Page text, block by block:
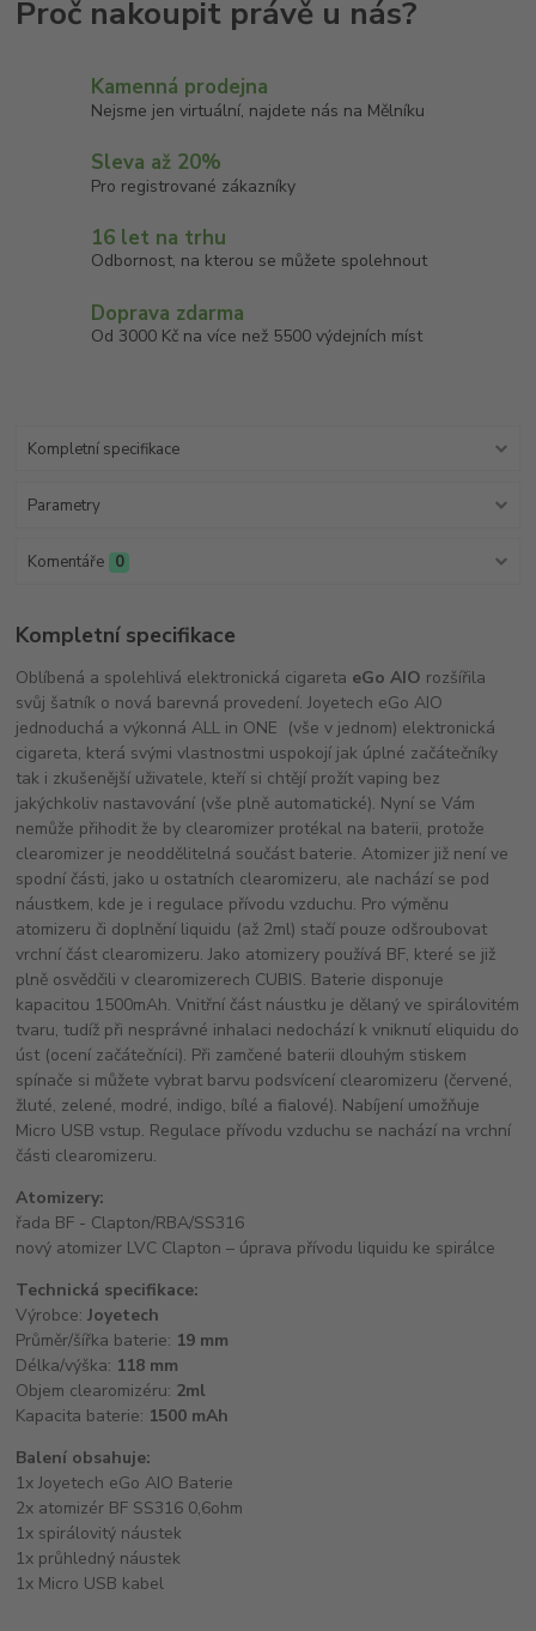
Kamenná prodejna
Nejsme jen virtuální, najdete nás na Mělníku
Sleva až 20%
Pro registrované zákazníky
16 let na trhu
Odbornost, na kterou se můžete spolehnout
Doprava zdarma
Od 3000 Kč na více než 5500 výdejních míst
Kompletní specifikace
Parametry
Komentáře 0
Kompletní specifikace
Oblíbená a spolehlivá elektronická cigareta eGo AIO rozšířila
svůj šatník o nová barevná provedení. Joyetech eGo AIO
jednoduchá a výkonná ALL in ONE (vše v jednom) elektronická
cigareta, která svými vlastnostmi uspokojí jak úplné začátečníky
tak i zkušenější uživatele, kteří si chtějí prožít vaping bez
jakýchkoliv nastavování (vše plně automatické). Nyní se Vám
nemůže přihodit že by clearomizer protékal na baterii, protože
clearomizer je neoddělitelná součást baterie. Atomizer již není ve
spodní části, jako u ostatních clearomizeru, ale nachází se pod
náustkem, kde je i regulace přívodu vzduchu. Pro výměnu
atomizeru či doplnění liquidu (až 2ml) stačí pouze odšroubovat
vrchní část clearomizeru. Jako atomizery používá BF, které se již
plně osvědčili v clearomizerech CUBIS. Baterie disponuje
kapacitou 1500mAh. Vnitřní část náustku je dělaný ve spirálovitém
tvaru, tudíž při nesprávné inhalaci nedochází k vniknutí eliquidu do
úst (ocení začátečníci). Při zamčené baterii dlouhým stiskem
spínače si můžete vybrat barvu podsvícení clearomizeru (červené,
žluté, zelené, modré, indigo, bílé a fialové). Nabíjení umožňuje
Micro USB vstup. Regulace přívodu vzduchu se nachází na vrchní
části clearomizeru.
Atomizery:
řada BF - Clapton/RBA/SS316
nový atomizer LVC Clapton – úprava přívodu liquidu ke spirálce
Technická specifikace:
Výrobce:Joyetech
Průměr/šířka baterie: 19 mm
Délka/výška: 118 mm
Objem clearomizéru: 2ml
Kapacita baterie: 1500 mAh
Balení obsahuje:
1x Joyetech eGo AIO Baterie
2x atomizér BF SS316 0,6ohm
1x spirálovitý náustek
1x průhledný náustek
1x Micro USB kabel